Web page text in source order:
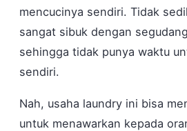
mencucinya sendiri. Tidak
sangat sibuk dengan
sehingga tidak punya waktu
sendiri.
Nah, usaha laundry ini bisa
untuk menawarkan kepada